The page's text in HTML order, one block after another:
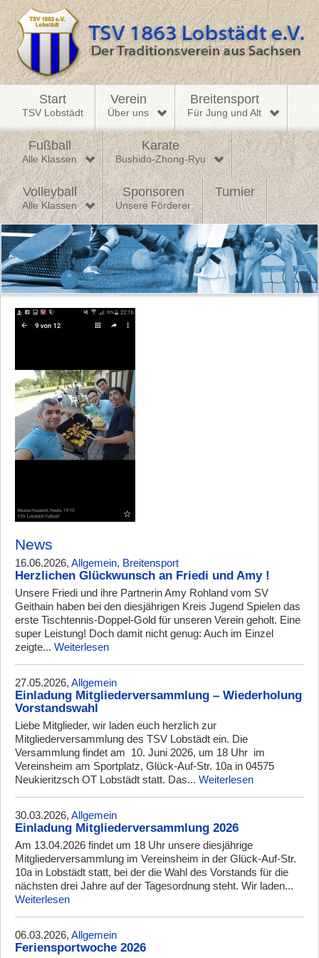
Start
TSV Lobstädt
Verein
Über uns
Breitensport
Für Jung und Alt
Fußball
Alle Klassen
Karate
Bushido-Zhong-Ryu
Volleyball
Alle Klassen
Sponsoren
Unsere Förderer
Turnier
News
16.06.2026, Allgemein, Breitensport
Herzlichen Glückwunsch an Friedi und Amy !
Unsere Friedi und ihre Partnerin Amy Rohland vom SV
Geithain haben bei den diesjährigen Kreis Jugend Spielen das
erste Tischtennis-Doppel-Gold für unseren Verein geholt. Eine
super Leistung! Doch damit nicht genug: Auch im Einzel
zeigte... Weiterlesen
27.05.2026, Allgemein
Einladung Mitgliederversammlung – Wiederholung
Vorstandswahl
Liebe Mitglieder, wir laden euch herzlich zur
Mitgliederversammlung des TSV Lobstädt ein. Die
Versammlung findet am 10. Juni 2026, um 18 Uhr im
Vereinsheim am Sportplatz, Glück-Auf-Str. 10a in 04575
Neukieritzsch OT Lobstädt statt. Das... Weiterlesen
30.03.2026, Allgemein
Einladung Mitgliederversammlung 2026
Am 13.04.2026 findet um 18 Uhr unsere diesjährige
Mitgliederversammlung im Vereinsheim in der Glück-Auf-Str.
10a in Lobstädt statt, bei der die Wahl des Vorstands für die
nächsten drei Jahre auf der Tagesordnung steht. Wir laden...
Weiterlesen
06.03.2026, Allgemein
Feriensportwoche 2026